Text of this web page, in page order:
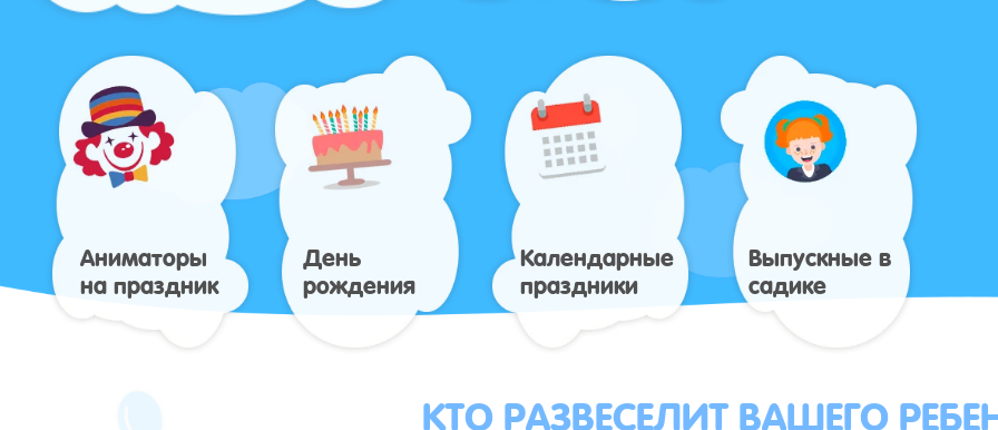
Аниматоры
на праздник
День
рождения
Календарные
праздники
Выпускные в
садике
КТО РАЗВЕСЕЛИТ ВАШЕГО